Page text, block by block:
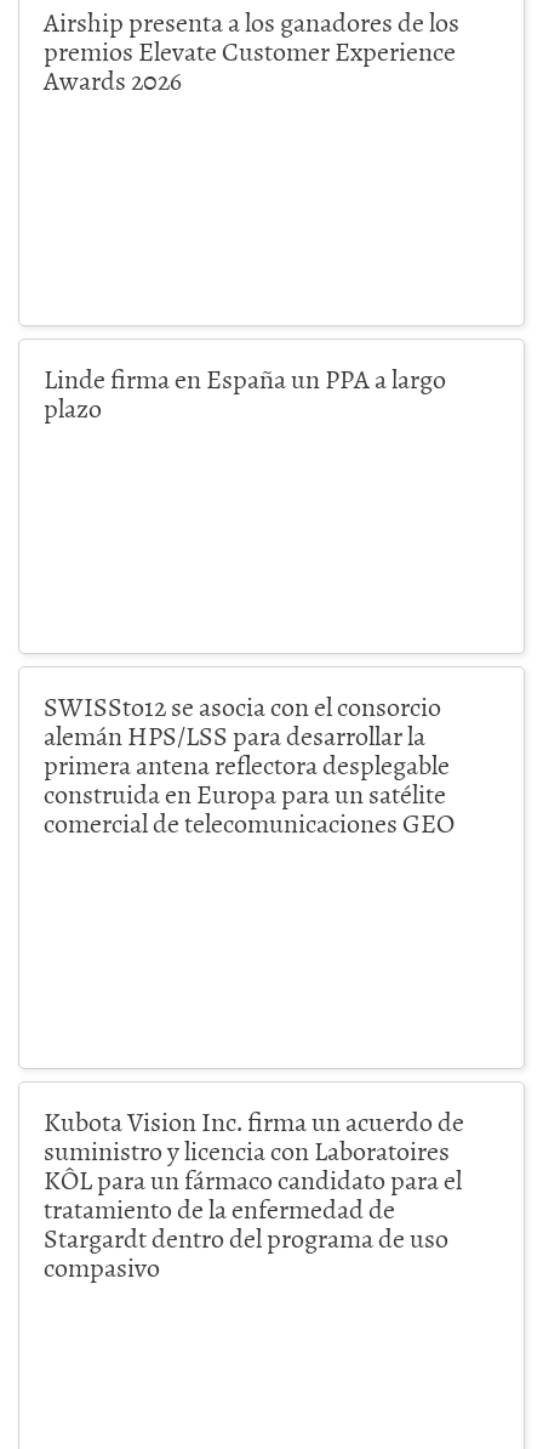
Airship presenta a los ganadores de los
premios Elevate Customer Experience
Awards 2026
Linde firma en España un PPA a largo
plazo
SWISSto12 se asocia con el consorcio
alemán HPS/LSS para desarrollar la
primera antena reflectora desplegable
construida en Europa para un satélite
comercial de telecomunicaciones GEO
Kubota Vision Inc. firma un acuerdo de
suministro y licencia con Laboratoires
KÔL para un fármaco candidato para el
tratamiento de la enfermedad de
Stargardt dentro del programa de uso
compasivo